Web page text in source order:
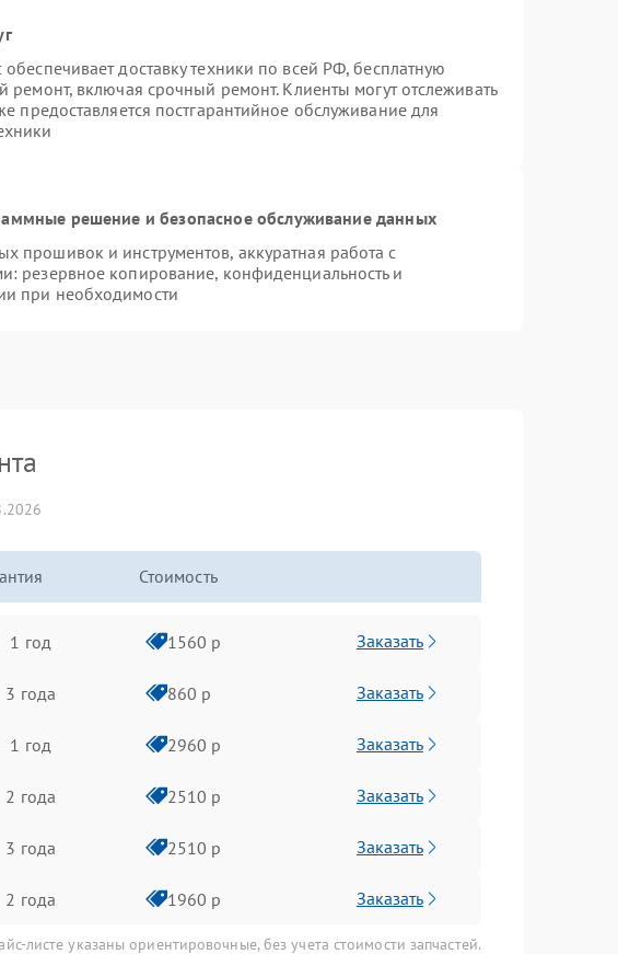
доставку техники по всей РФ, бесплатную
ремонт, включая срочный ремонт. Клиенты могут отслеживать
предоставляется постгарантийное обслуживание для
решение и безопасное обслуживание данных
прошивок и инструментов, аккуратная работа с
резервное копирование, конфиденциальность и
при необходимости
Стоимость
1 год 1560 р Заказать
3 года 860 р Заказать
1 год 2960 р Заказать
2 года 2510 р Заказать
3 года 2510 р Заказать
2 года 1960 р Заказать
листе указаны ориентировочные, без учета стоимости запчастей.